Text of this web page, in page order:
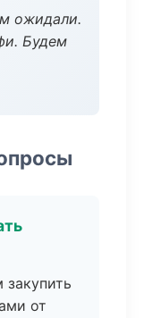
ожидали.
Будем
от